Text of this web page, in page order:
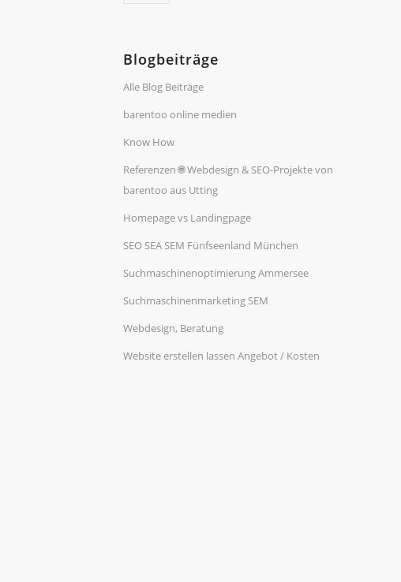
Blogbeiträge
Alle Blog Beiträge
barentoo online medien
Know How
Referenzen 🌐 Webdesign & SEO-Projekte von
barentoo aus Utting
Homepage vs Landingpage
SEO SEA SEM Fünfseenland München
Suchmaschinenoptimierung Ammersee
Suchmaschinenmarketing SEM
Webdesign, Beratung
Website erstellen lassen Angebot / Kosten